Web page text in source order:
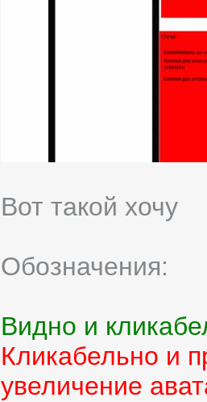
Вот такой хочу
Обозначения:
Видно и
Кликабельно и
увеличение